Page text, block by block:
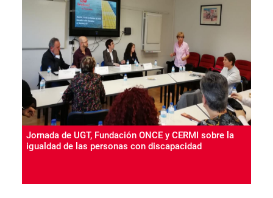
Jornada de UGT, Fundación ONCE y CERMI sobre la
igualdad de las personas con discapacidad